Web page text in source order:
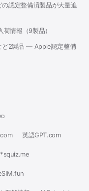
認定整備済製品が大量追
情報（9製品）
ど2製品 — Apple認定整備
英語GPT.com